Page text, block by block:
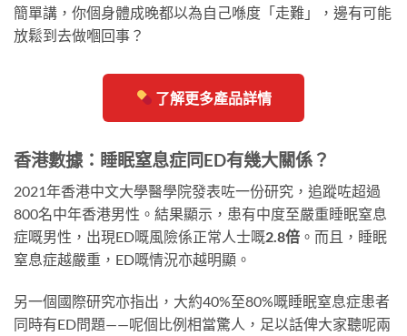
簡單講，你個身體成晚都以為自己喺度「走難」，邊有可能
放鬆到去做嗰回事？
了解更多產品詳情
香港數據：睡眠窒息症同ED有幾大關係？
2021年香港中文大學醫學院發表咗一份研究，追蹤咗超過
800名中年香港男性。結果顯示，患有中度至嚴重睡眠窒息
症嘅男性，出現ED嘅風險係正常人士嘅2.8倍 。而且，睡眠
窒息症越嚴重，ED嘅情況亦越明顯。
另一個國際研究亦指出，大約40%至80%嘅睡眠窒息症患者
同時有ED問題——呢個比例相當驚人，足以話俾大家聽呢兩